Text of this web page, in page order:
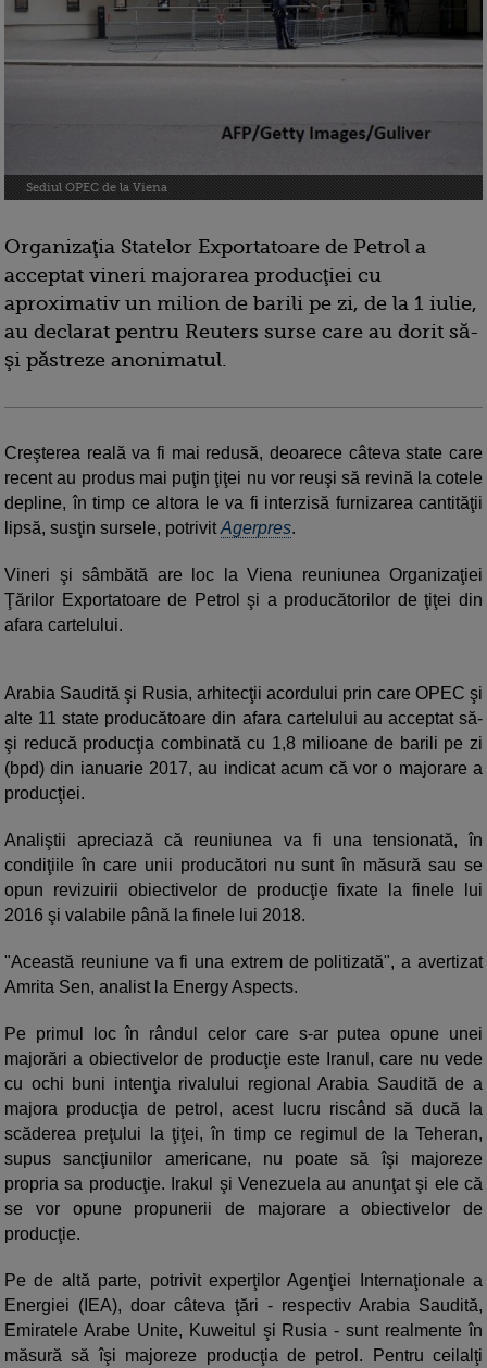
Sediul OPEC de la Viena
Organizaţia Statelor Exportatoare de Petrol a
acceptat vineri majorarea producţiei cu
aproximativ un milion de barili pe zi, de la 1 iulie,
au declarat pentru Reuters surse care au dorit să-
şi păstreze anonimatul.
Creşterea reală va fi mai redusă, deoarece câteva state care
recent au produs mai puţin ţiţei nu vor reuşi să revină la cotele
depline, în timp ce altora le va fi interzisă furnizarea cantităţii
lipsă, susţin sursele, potrivitAgerpres.
Vineri şi sâmbătă are loc la Viena reuniunea Organizaţiei
Ţărilor Exportatoare de Petrol şi a producătorilor de ţiţei din
afara cartelului.
Arabia Saudită şi Rusia, arhitecţii acordului prin care OPEC şi
alte 11 state producătoare din afara cartelului au acceptat să-
şi reducă producţia combinată cu 1,8 milioane de barili pe zi
(bpd) din ianuarie 2017, au indicat acum că vor o majorare a
producţiei.
Analiştii apreciază că reuniunea va fi una tensionată, în
condiţiile în care unii producători nu sunt în măsură sau se
opun revizuirii obiectivelor de producţie fixate la finele lui
2016 şi valabile până la finele lui 2018.
"Această reuniune va fi una extrem de politizată", a avertizat
Amrita Sen, analist la Energy Aspects.
Pe primul loc în rândul celor care s-ar putea opune unei
majorări a obiectivelor de producţie este Iranul, care nu vede
cu ochi buni intenţia rivalului regional Arabia Saudită de a
majora producţia de petrol, acest lucru riscând să ducă la
scăderea preţului la ţiţei, în timp ce regimul de la Teheran,
supus sancţiunilor americane, nu poate să îşi majoreze
propria sa producţie. Irakul şi Venezuela au anunţat şi ele că
se vor opune propunerii de majorare a obiectivelor de
producţie.
Pe de altă parte, potrivit experţilor Agenţiei Internaţionale a
Energiei (IEA), doar câteva ţări - respectiv Arabia Saudită,
Emiratele Arabe Unite, Kuweitul şi Rusia - sunt realmente în
măsură să îşi majoreze producţia de petrol. Pentru ceilalţi